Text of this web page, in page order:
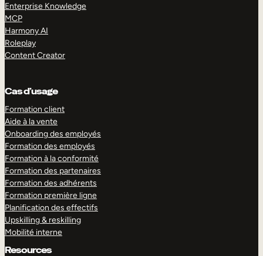
Enterprise Knowledge
MCP
Harmony AI
Roleplay
Content Creator
Cas d’usage
Formation client
Aide à la vente
Onboarding des employés
Formation des employés
Formation à la conformité
Formation des partenaires
Formation des adhérents
Formation première ligne
Planification des effectifs
Upskilling & reskilling
Mobilité interne
Resources